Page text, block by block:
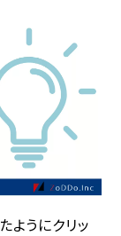
ようにクリッ